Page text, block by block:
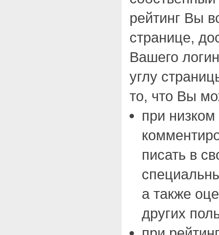
рейтинг Вы
странице,
Вашего
углу
то, что Вы
при низком
писать в
а также
других